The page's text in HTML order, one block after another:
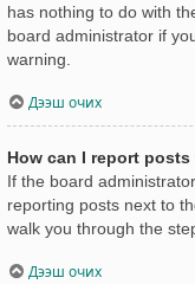
has nothing to do with
board administrator if
warning.
Дээш очих
How can I report
If the board
reporting posts next to
walk you through the
Дээш очих